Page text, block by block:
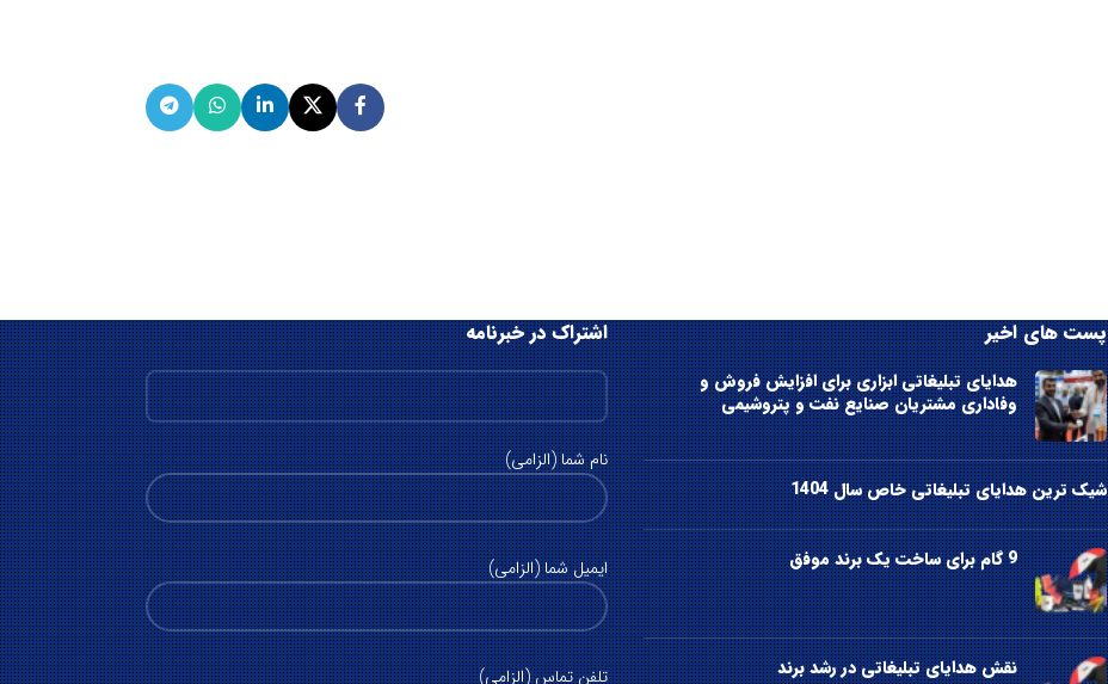
پست های اخیر
هدایای تبلیغاتی ابزاری برای افزایش فروش و
وفاداری مشتریان صنایع نفت و پتروشیمی
شیک ترین هدایای تبلیغاتی خاص سال 1404
9 گام برای ساخت یک برند موفق
نقش هدایای تبلیغاتی در رشد برند
اشتراک در خبرنامه
نام شما (الزامی)
ایمیل شما (الزامی)
تلفن تماس (الزامی)